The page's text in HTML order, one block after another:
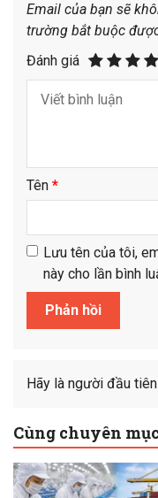
Email của bạn sẽ
trường bắt buộc
Đánh giá
Tên *
Lưu tên của tôi,
này cho lần bình
Hãy là người đầu
Cùng chuyên mục